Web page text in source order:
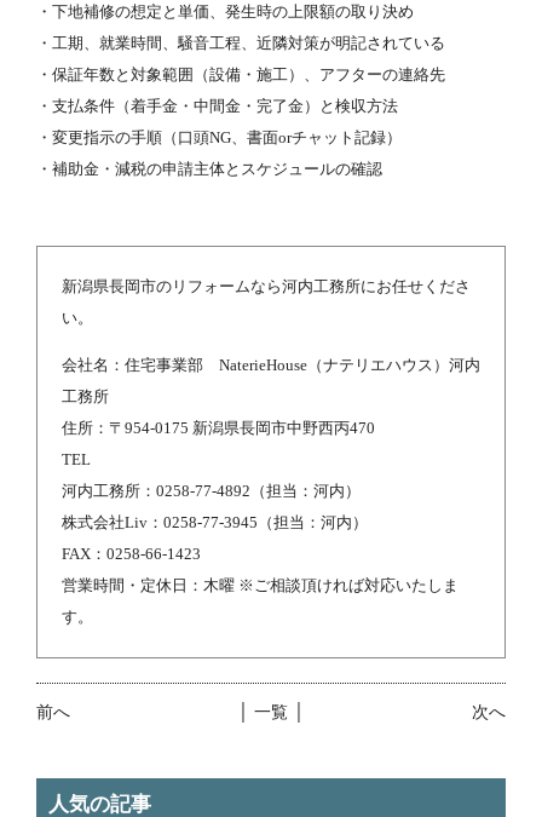
・下地補修の想定と単価、発生時の上限額の取り決め
・工期、就業時間、騒音工程、近隣対策が明記されている
・保証年数と対象範囲（設備・施工）、アフターの連絡先
・支払条件（着手金・中間金・完了金）と検収方法
・変更指示の手順（口頭NG、書面orチャット記録）
・補助金・減税の申請主体とスケジュールの確認
新潟県長岡市のリフォームなら河内工務所にお任せくださ
い。
会社名：住宅事業部 NaterieHouse（ナテリエハウス）河内
工務所
住所：〒954-0175 新潟県長岡市中野西丙470
TEL
河内工務所：0258-77-4892（担当：河内）
株式会社Liv：0258-77-3945（担当：河内）
FAX：0258-66-1423
営業時間・定休日：木曜 ※ご相談頂ければ対応いたしま
す。
前へ 次へ
│ 一覧 │
人気の記事